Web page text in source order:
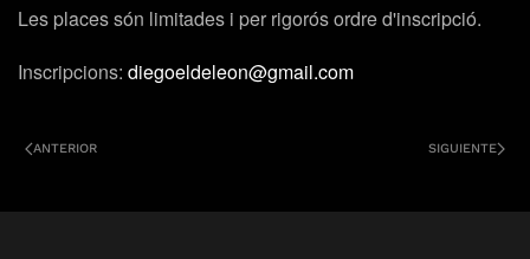
Les places són limitades i per rigorós ordre d'inscripció.
Inscripcions: diegoeldeleon@gmail.com
ANTERIOR SIGUIENTE